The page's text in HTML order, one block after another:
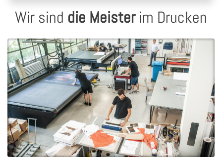
Wir sind die Meisterim Drucken